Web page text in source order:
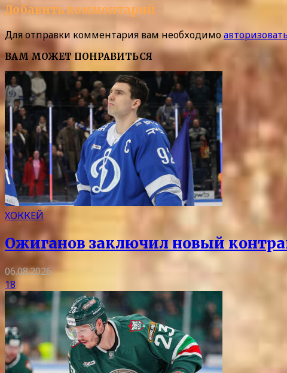
Добавить комментарий
Для отправки комментария вам необходимо
ВАМ МОЖЕТ ПОНРАВИТЬСЯ
ХОККЕЙ
Ожиганов заключил новый
06.08.2026
18